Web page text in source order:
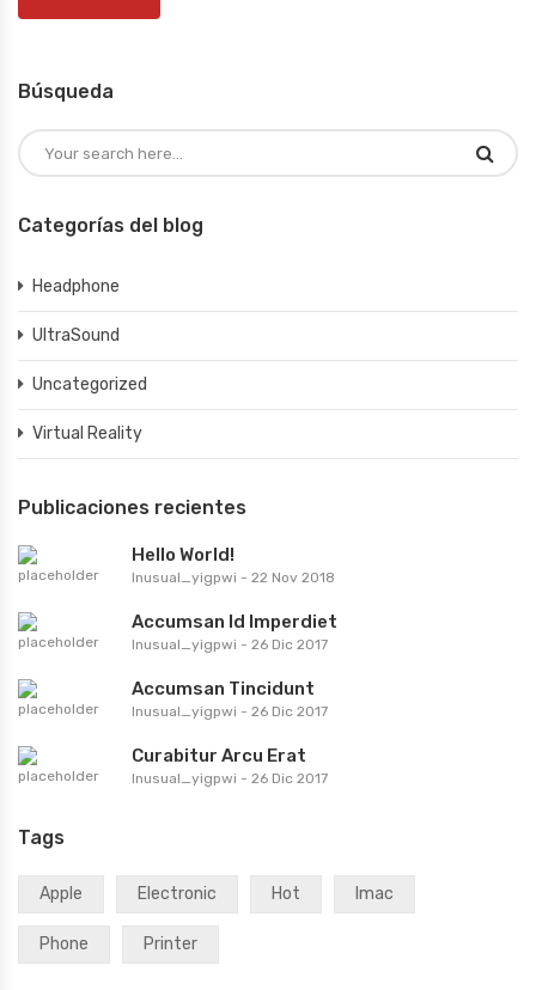
Búsqueda
Categorías del blog
Headphone
UltraSound
Uncategorized
Virtual Reality
Publicaciones recientes
Hello World!
Inusual_yigpwi - 22 Nov 2018
Accumsan Id Imperdiet
Inusual_yigpwi - 26 Dic 2017
Accumsan Tincidunt
Inusual_yigpwi - 26 Dic 2017
Curabitur Arcu Erat
Inusual_yigpwi - 26 Dic 2017
Tags
Apple Electronic Hot Imac
Phone Printer